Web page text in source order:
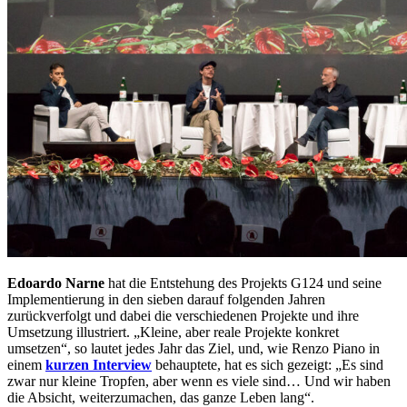
Edoardo Narne hat die Entstehung des Projekts G124 und seine
Implementierung in den sieben darauf folgenden Jahren
zurückverfolgt und dabei die verschiedenen Projekte und ihre
Umsetzung illustriert. „Kleine, aber reale Projekte konkret
umsetzen“, so lautet jedes Jahr das Ziel, und, wie Renzo Piano in
einem kurzen Interview behauptete, hat es sich gezeigt: „Es sind
zwar nur kleine Tropfen, aber wenn es viele sind… Und wir haben
die Absicht, weiterzumachen, das ganze Leben lang“.